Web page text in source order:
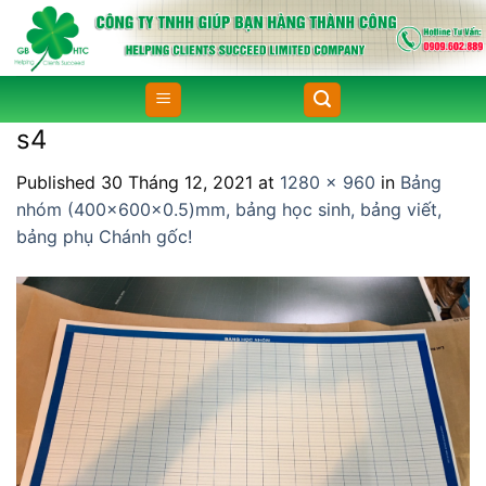
Skip
content
s4
Published 30 Tháng 12, 2021 at 1280 × 960 in Bảng
nhóm (400x600x0.5)mm, bảng học sinh, bảng viết,
bảng phụ Chánh gốc!